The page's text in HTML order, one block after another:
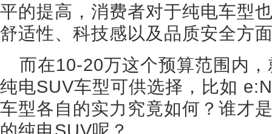
平的提高，消费者对于纯电车型
舒适性、科技感以及品质安全方
而在10-20万这个预算范围内
纯电SUV车型可供选择，比如
车型各自的实力究竟如何？谁才